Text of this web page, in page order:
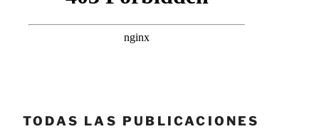
TODAS LAS PUBLICACIONES